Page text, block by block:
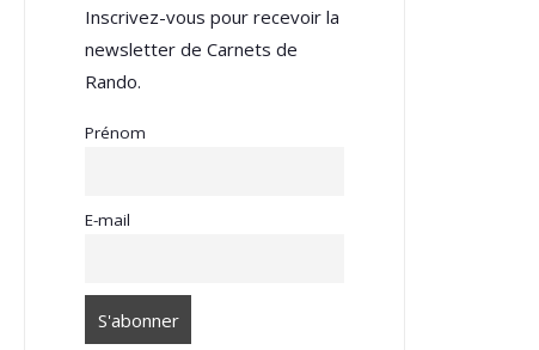
Inscrivez-vous pour recevoir la
newsletter de Carnets de
Rando.
Prénom
E-mail